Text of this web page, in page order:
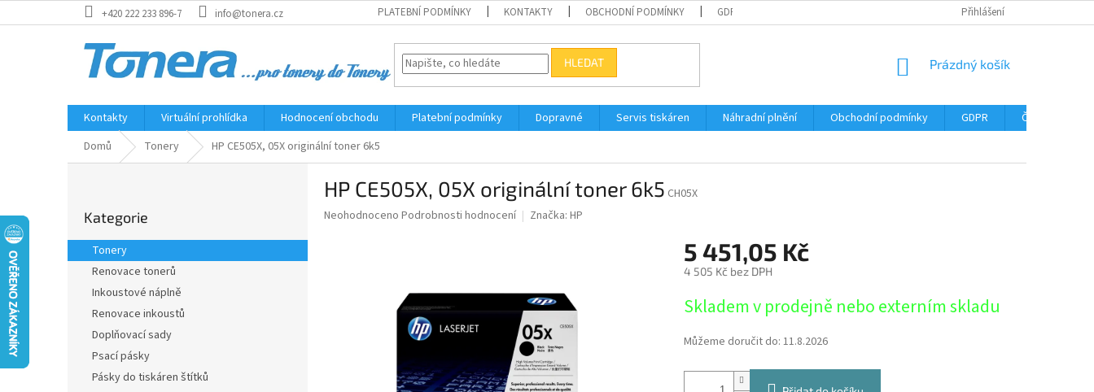
na
+420 222 233 896-7 info@tonera.cz PLATEBNÍ PODMÍNKY KONTAKTY OBCHODNÍ PODMÍNKY GDPR SERVIS TISKÁREN
Přihlášení
HLEDAT
NÁKUPNÍ
Prázdný košík
Kontakty Virtuální prohlídka Hodnocení obchodu Platební podmínky Dopravné Servis tiskáren Náhradní plnění Obchodní podmínky GDPR
Časté dotazy
Domů
Tonery HP CE505X, 05X originální toner 6k5
r
a
kategorie
Kategorie
Tonery
Renovace tonerů
Inkoustové náplně
Renovace inkoustů
Doplňovací sady
Psací pásky
Pásky do tiskáren štítků
HP CE505X, 05X originální toner 6k5 CH05X
Průměrné
Neohodnoceno Podrobnosti hodnocení Značka: HP
5 451,05 Kč
4 505 Kč bez DPH
cena:
Skladem v prodejně nebo externím skladu
Můžeme doručit do: 11.8.2026